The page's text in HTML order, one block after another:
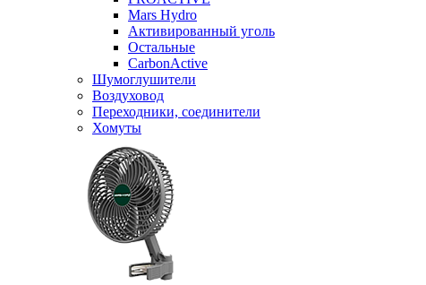
Mars Hydro
Активированный уголь
Остальные
CarbonActive
Шумоглушители
Воздуховод
Переходники, соединители
Хомуты